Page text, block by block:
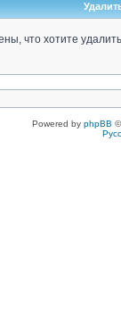
что хотите
Powered by phpBB